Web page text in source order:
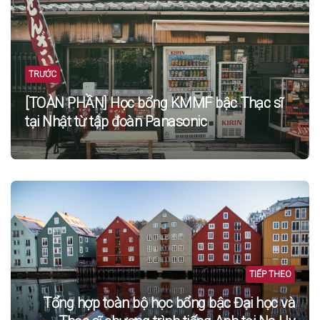
navigation
TRƯỚC
[TOÀN PHẦN] Học bổng KMMF bậc Thạc sĩ
tại Nhật từ tập đoàn Panasonic
TIẾP THEO
Tổng hợp toàn bộ học bổng bậc Đại học và